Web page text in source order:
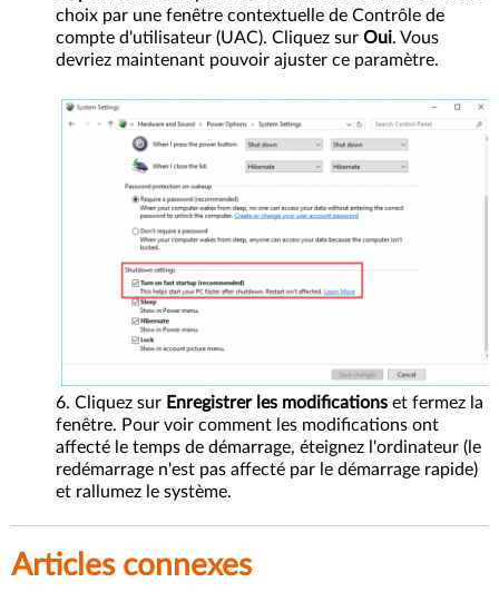
choix par une fenêtre contextuelle de Contrôle de
compte d'utilisateur (UAC). Cliquez sur Oui. Vous
devriez maintenant pouvoir ajuster ce paramètre.
Cliquez sur Enregistrer les modifications et fermez la
fenêtre. Pour voir comment les modifications ont
affecté le temps de démarrage, éteignez l'ordinateur (le
redémarrage n'est pas affecté par le démarrage rapide)
et rallumez le système.
Articles connexes